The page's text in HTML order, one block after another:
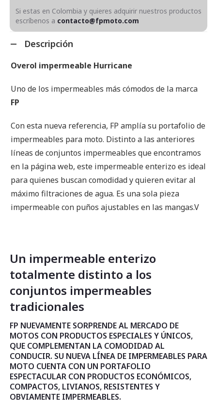
Si estas en Colombia y quieres adquirir nuestros productos
escríbenos a contacto@fpmoto.com
Descripción
Overol impermeable Hurricane
Uno de los impermeables más cómodos de la marca
FP
Con esta nueva referencia, FP amplía su portafolio de
impermeables para moto. Distinto a las anteriores
líneas de conjuntos impermeables que encontramos
en la página web, este impermeable enterizo es ideal
para quienes buscan comodidad y quieren evitar al
máximo filtraciones de agua. Es una sola pieza
impermeable con puños ajustables en las mangas.V
Un impermeable enterizo
totalmente distinto a los
conjuntos impermeables
tradicionales
FP NUEVAMENTE SORPRENDE AL MERCADO DE
MOTOS CON PRODUCTOS ESPECIALES Y ÚNICOS,
QUE COMPLEMENTAN LA COMODIDAD AL
CONDUCIR. SU NUEVA LÍNEA DE IMPERMEABLES PARA
MOTO CUENTA CON UN PORTAFOLIO
ESPECTACULAR CON PRODUCTOS ECONÓMICOS,
COMPACTOS, LIVIANOS, RESISTENTES Y
OBVIAMENTE IMPERMEABLES.